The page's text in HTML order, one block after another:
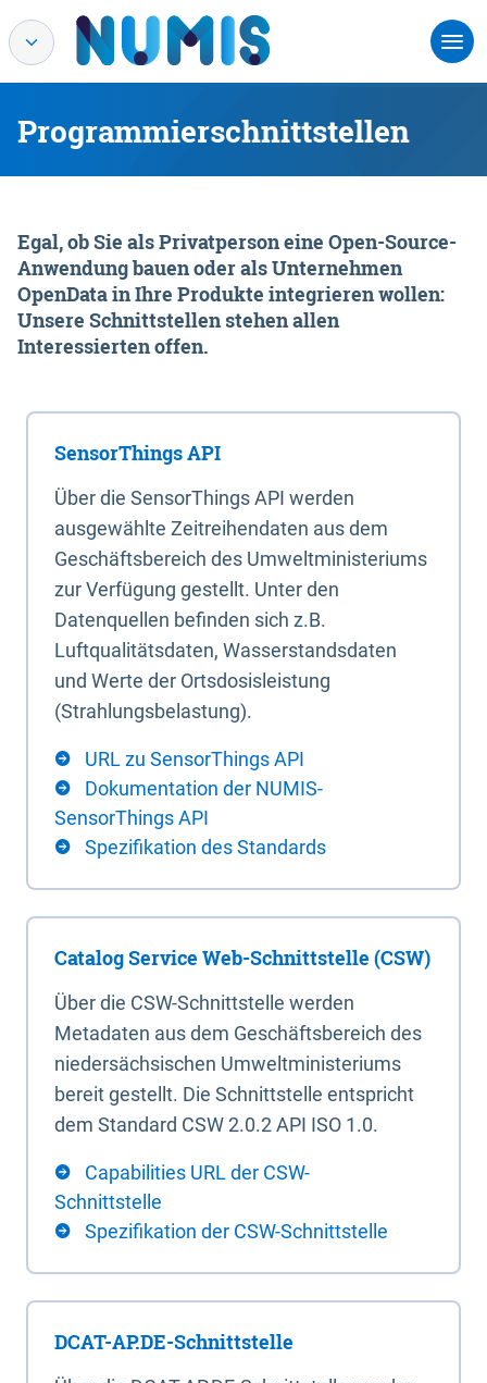
Programmierschnittstellen
Egal, ob Sie als Privatperson eine Open-Source-
Anwendung bauen oder als Unternehmen
OpenData in Ihre Produkte integrieren wollen:
Unsere Schnittstellen stehen allen
Interessierten offen.
SensorThings API
Über die SensorThings API werden
ausgewählte Zeitreihendaten aus dem
Geschäftsbereich des Umweltministeriums
zur Verfügung gestellt. Unter den
Datenquellen befinden sich z.B.
Luftqualitätsdaten, Wasserstandsdaten
und Werte der Ortsdosisleistung
(Strahlungsbelastung).
URL zu SensorThings API
Dokumentation der NUMIS-
SensorThings API
Spezifikation des Standards
Catalog Service Web-Schnittstelle (CSW)
Über die CSW-Schnittstelle werden
Metadaten aus dem Geschäftsbereich des
niedersächsischen Umweltministeriums
bereit gestellt. Die Schnittstelle entspricht
dem Standard CSW 2.0.2 API ISO 1.0.
Capabilities URL der CSW-
Schnittstelle
Spezifikation der CSW-Schnittstelle
DCAT-AP.DE-Schnittstelle